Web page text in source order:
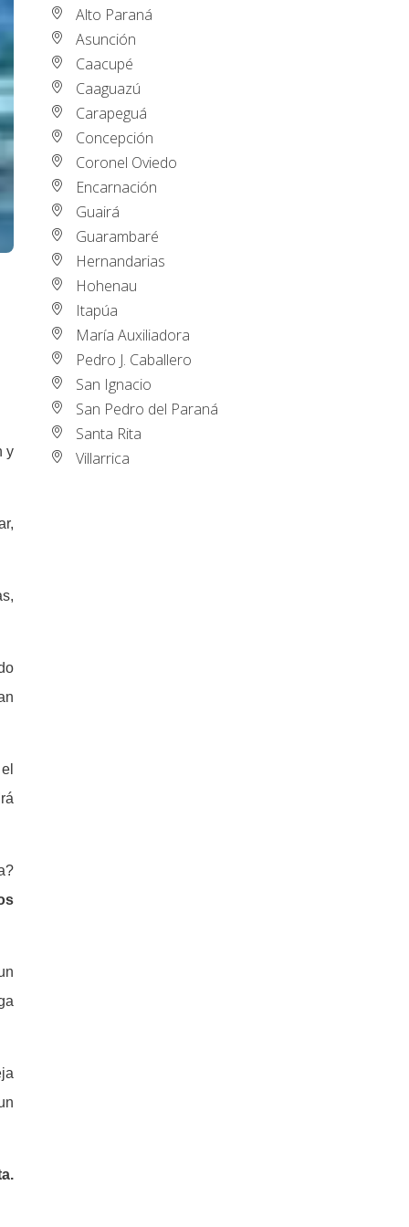
y
Alto Paraná
Asunción
Caacupé
Caaguazú
Carapeguá
Concepción
Coronel Oviedo
Encarnación
Guairá
Guarambaré
Hernandarias
Hohenau
Itapúa
María Auxiliadora
Pedro J. Caballero
San Ignacio
San Pedro del Paraná
Santa Rita
Villarrica